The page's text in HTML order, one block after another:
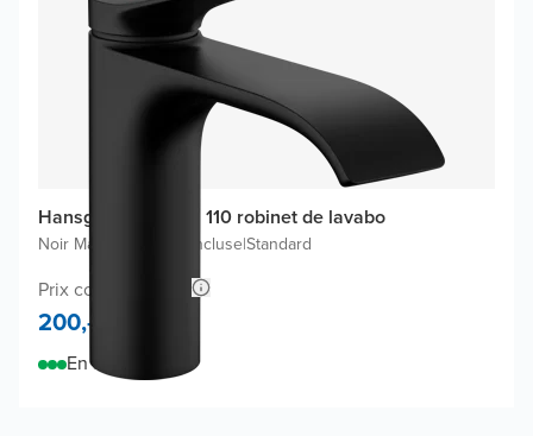
Hansgrohe Vivenis 110 robinet de lavabo
Noir Mat Bonde non incluse|Standard
Prix conseillé 314,-
200,-
En stock